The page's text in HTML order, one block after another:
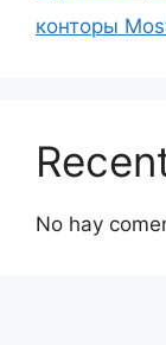
конторы
No hay